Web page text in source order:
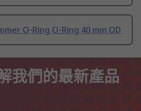
O-Ring O-Ring 40 mm OD
我們的最新產品